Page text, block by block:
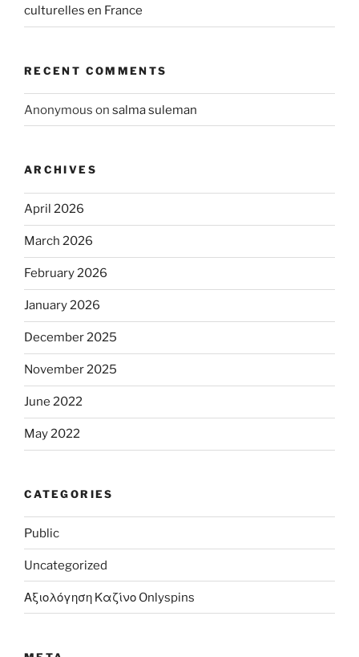
culturelles en France
RECENT COMMENTS
Anonymous on salma suleman
ARCHIVES
April 2026
March 2026
February 2026
January 2026
December 2025
November 2025
June 2022
May 2022
CATEGORIES
Public
Uncategorized
Αξιολόγηση Καζίνο Onlyspins